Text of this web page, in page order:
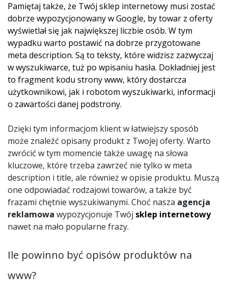
Pamiętaj także, że Twój sklep internetowy musi zostać
dobrze wypozycjonowany w Google, by towar z oferty
wyświetlał się jak największej liczbie osób. W tym
wypadku warto postawić na dobrze przygotowane
meta description. Są to teksty, które widzisz zazwyczaj
w wyszukiwarce, tuż po wpisaniu hasła. Dokładniej jest
to fragment kodu strony www, który dostarcza
użytkownikowi, jak i robotom wyszukiwarki, informacji
o zawartości danej podstrony.
Dzięki tym informacjom klient w łatwiejszy sposób
może znaleźć opisany produkt z Twojej oferty. Warto
zwrócić w tym momencie także uwagę na słowa
kluczowe, które trzeba zawrzeć nie tylko w meta
description i title, ale również w opisie produktu. Muszą
one odpowiadać rodzajowi towarów, a także być
frazami chętnie wyszukiwanymi. Choć nasza agencja
reklamowa wypozycjonuje Twój sklep internetowy
nawet na mało popularne frazy.
Ile powinno być opisów produktów na
www?